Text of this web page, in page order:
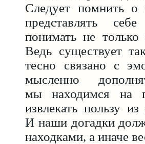
Следует помнить
представлять
понимать не
Ведь существует
тесно связано с
мысленно
мы находимся на
извлекать пользу
И наши догадки
находками, а иначе